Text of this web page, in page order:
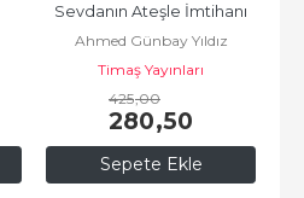
Sepete Ekle
Sevdanın Ateşle İmtihanı
Ahmed Günbay Yıldız
Timaş Yayınları
425,00
280,50